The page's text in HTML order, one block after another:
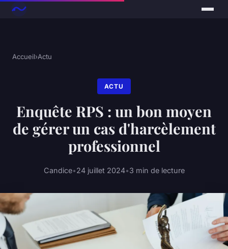
Accueil›Actu
ACTU
Enquête RPS : un bon moyen
de gérer un cas d'harcèlement
professionnel
Candice•24 juillet 2024•3 min de lecture